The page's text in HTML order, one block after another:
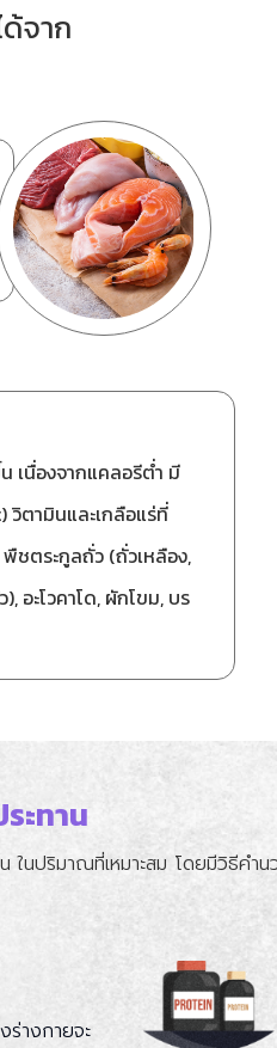
จาก
เนื่องจากแคลอรีต่ำ มี
ตามินและเกลือแร่ที่
ชตระกูลถั่ว (ถั่วเหลือง,
อะโวคาโด, ผักโขม, บร
ะทาน
ในปริมาณที่เหมาะสม โดยมีวิธีค
ร่างกายจะ